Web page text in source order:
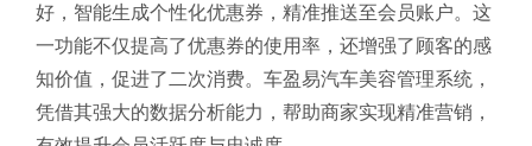
好，智能生成个性化优惠券，精准推送至会员账户。这
一功能不仅提高了优惠券的使用率，还增强了顾客的感
知价值，促进了二次消费。车盈易汽车美容管理系统，
凭借其强大的数据分析能力，帮助商家实现精准营销，